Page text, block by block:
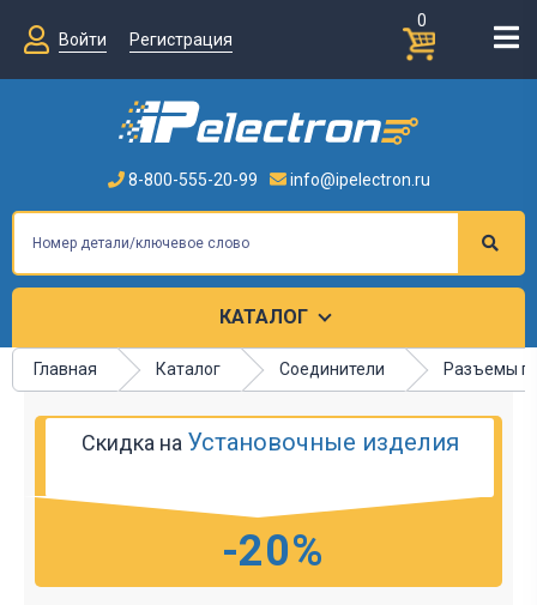
0
Войти
Регистрация
8-800-555-20-99 info@ipelectron.ru
КАТАЛОГ
Главная Каталог Соединители Разъемы
Скидка на Установочные изделия
-20%